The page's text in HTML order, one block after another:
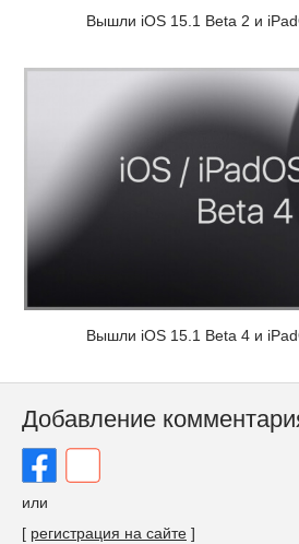
Вышли iOS 15.1 Beta 2 и
Вышли iOS 15.1 Beta 4 и
Добавление
или
[ регистрация на сайте ]